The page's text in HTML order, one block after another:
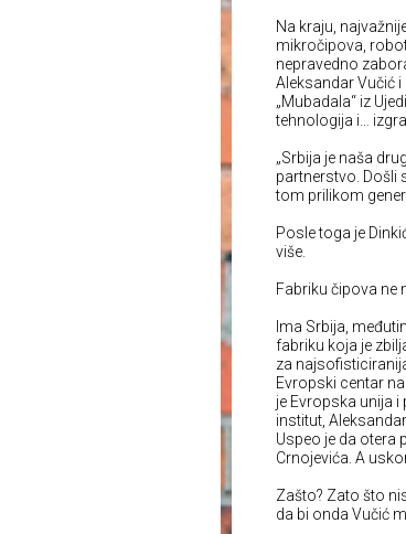
Na kraju,
mikročipova,
nepravedno
Aleksandar Vučić
„Mubadala“ iz
tehnologija i…
„Srbija je naša
partnerstvo. Došli
tom prilikom
Posle toga je
više.
Fabriku čipova ne
Ima Srbija,
fabriku koja je
za
Evropski centar
je Evropska unija
institut,
Uspeo je da otera
Crnojevića. A
Zašto? Zato što
da bi onda Vučić